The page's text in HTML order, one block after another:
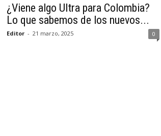
¿Viene algo Ultra para Colombia?
Lo que sabemos de los nuevos...
Editor - 21 marzo, 2025 0